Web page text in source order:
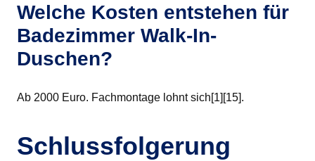
Welche Kosten entstehen für
Badezimmer Walk-In-
Duschen?
Ab 2000 Euro. Fachmontage lohnt sich[1][15].
Schlussfolgerung